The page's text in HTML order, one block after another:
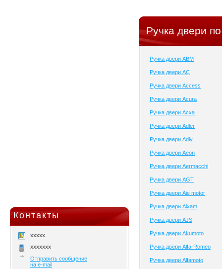
Контакты
xxxxx
xxxxxxx
Отправить сообщение
на e-mail
Ручка двери
Ручка двери ABM
Ручка двери AC
Ручка двери Access
Ручка двери Acura
Ручка двери Acxa
Ручка двери Adler
Ручка двери Adly
Ручка двери Aeon
Ручка двери Aermacchi
Ручка двери AGT
Ручка двери Aie motor
Ручка двери Aixam
Ручка двери AJS
Ручка двери Akumoto
Ручка двери Alfa-Romeo
Ручка двери Alfamoto